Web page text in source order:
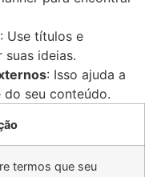
: Use títulos e
ideias.
: Isso ajuda a
seu conteúdo.
termos que seu